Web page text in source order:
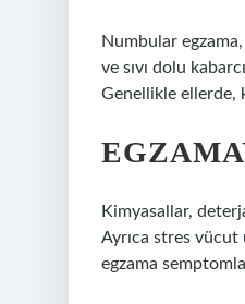
Numbular
ve sıvı dolu
Genellikle ellerde,
Kimyasallar,
Ayrıca stres
egzama